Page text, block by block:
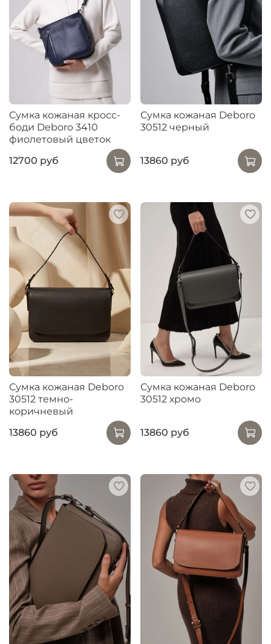
Сумка кожаная кросс-
боди Deboro 3410
фиолетовый цветок
12700 руб
Сумка кожаная Deboro
30512 черный
13860 руб
Сумка кожаная Deboro
30512 темно-
коричневый
13860 руб
Сумка кожаная Deboro
30512 хромо
13860 руб